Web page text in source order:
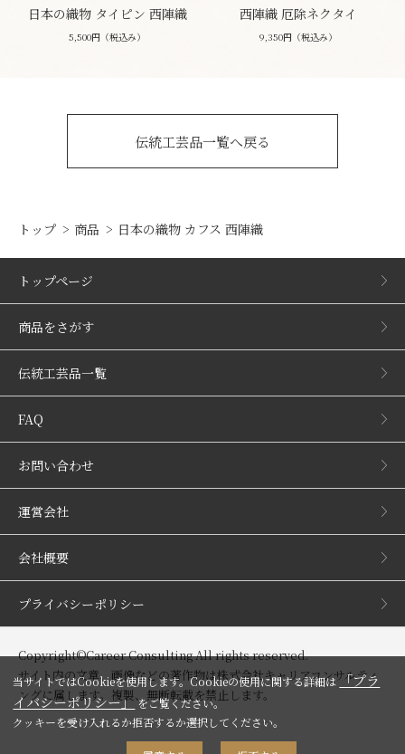
日本の織物 タイピン 西陣織
5,500円（税込み）
西陣織 厄除ネクタイ
9,350円（税込み）
伝統工芸品一覧へ戻る
トップ 商品 日本の織物 カフス 西陣織
トップページ
商品をさがす
伝統工芸品一覧
FAQ
お問い合わせ
運営会社
会社概要
プライバシーポリシー
Copyright©Career Consulting All rights reserved.
サイト内の文章、画像などの著作物は株式会社キャリアコンサルティ
ングに属します。複製、無断転載を禁止します。
当サイトではCookieを使用します。Cookieの使用に関する詳細は「プラ
イバシーポリシー」をご覧ください。
クッキーを受け入れるか拒否するか選択してください。